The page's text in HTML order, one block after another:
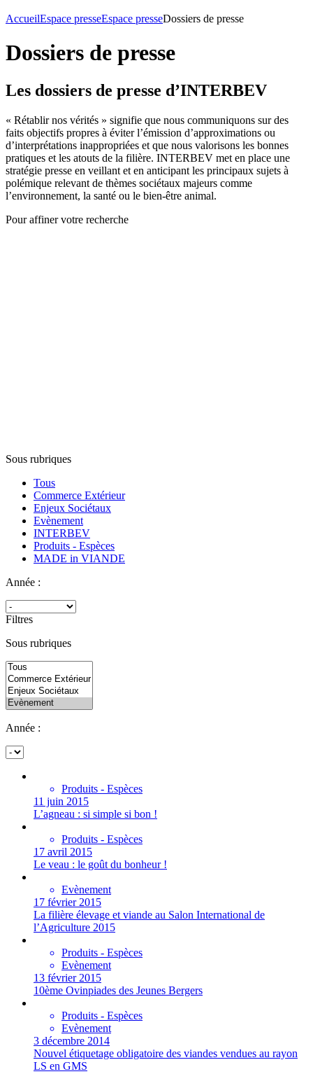
AccueilEspace presseEspace presseDossiers de presse
Dossiers de presse
Les dossiers de presse d’INTERBEV
« Rétablir nos vérités » signifie que nous communiquons sur des
faits objectifs propres à éviter l’émission d’approximations ou
d’interprétations inappropriées et que nous valorisons les bonnes
pratiques et les atouts de la filière. INTERBEV met en place une
stratégie presse en veillant et en anticipant les principaux sujets à
polémique relevant de thèmes sociétaux majeurs comme
l’environnement, la santé ou le bien-être animal.
Pour affiner votre recherche
Sous rubriques
Tous
Commerce Extérieur
Enjeux Sociétaux
Evènement
INTERBEV
Produits - Espèces
MADE in VIANDE
Année :
Filtres
Sous rubriques
Année :
Produits - Espèces
11 juin 2015
L’agneau : si simple si bon !
Produits - Espèces
17 avril 2015
Le veau : le goût du bonheur !
Evènement
17 février 2015
La filière élevage et viande au Salon International de
l’Agriculture 2015
Produits - Espèces
Evènement
13 février 2015
10ème Ovinpiades des Jeunes Bergers
Produits - Espèces
Evènement
3 décembre 2014
Nouvel étiquetage obligatoire des viandes vendues au rayon
LS en GMS